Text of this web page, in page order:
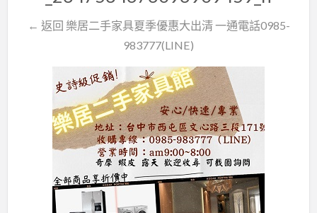
← 返回 樂居二手家具夏季優惠大出清 一通電話0985-
983777(LINE)